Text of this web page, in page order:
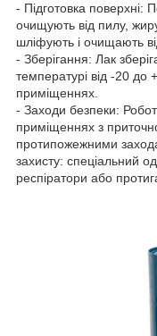
- Підготовка
очищують від пилу,
шліфують і очищають
- Зберігання: Лак
температурі від -20 до
приміщеннях.
- Заходи безпеки:
приміщеннях з
протипожежними
захисту: спеціальний
респіратори або